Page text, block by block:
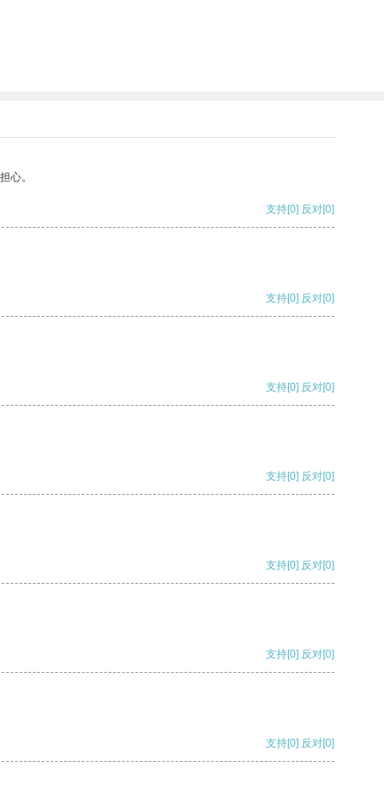
心。
支持[0] 反对[0]
支持[0] 反对[0]
支持[0] 反对[0]
支持[0] 反对[0]
支持[0] 反对[0]
支持[0] 反对[0]
支持[0] 反对[0]